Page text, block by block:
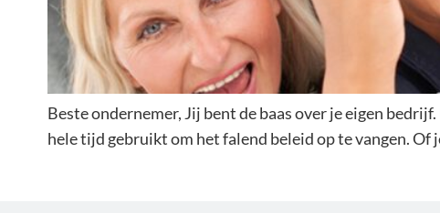
Beste ondernemer, Jij bent de baas over je eigen
hele tijd gebruikt om het falend beleid op te vangen.